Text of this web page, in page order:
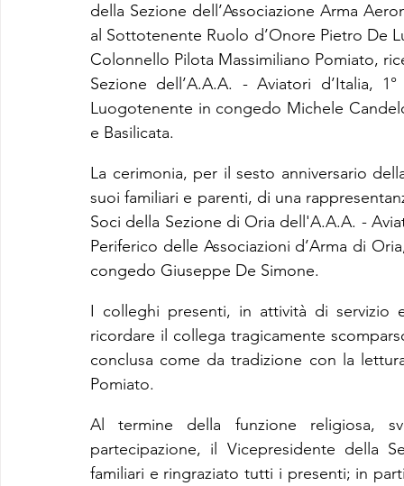
della Sezione dell’Associazione Arma
al Sottotenente Ruolo d’Onore Pietro De
Colonnello Pilota Massimiliano Pomiato,
Sezione dell’A.A.A. - Aviatori d’Italia,
Luogotenente in congedo Michele
e Basilicata.
La cerimonia, per il sesto anniversario
suoi familiari e parenti, di una
Soci della Sezione di Oria dell'A.A.A. -
Periferico delle Associazioni d’Arma di
congedo Giuseppe De Simone.
I colleghi presenti, in attività di
ricordare il collega tragicamente
conclusa come da tradizione con la
Pomiato.
Al termine della funzione religiosa,
partecipazione, il Vicepresidente della
familiari e ringraziato tutti i presenti; in